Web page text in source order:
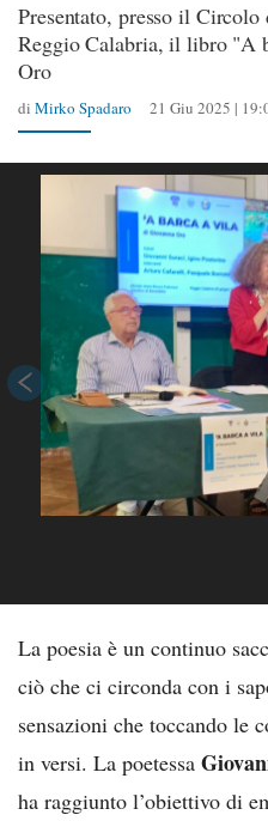
Presentato, presso il
Reggio Calabria, il libro "A
Oro
di Mirko Spadaro 21 Giu 2025 |
La poesia è un continuo
ciò che ci circonda con i
sensazioni che toccando le
in versi. La poetessa
ha raggiunto l’obiettivo di